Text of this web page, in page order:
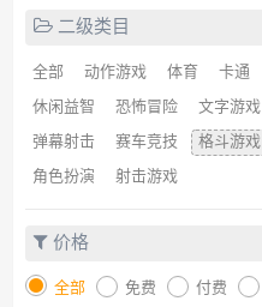
二级类目
全部 动作游戏 体育 卡通
休闲益智 恐怖冒险 文字游戏
弹幕射击 赛车竞技 格斗游戏
角色扮演 射击游戏
价格
全部 免费 付费